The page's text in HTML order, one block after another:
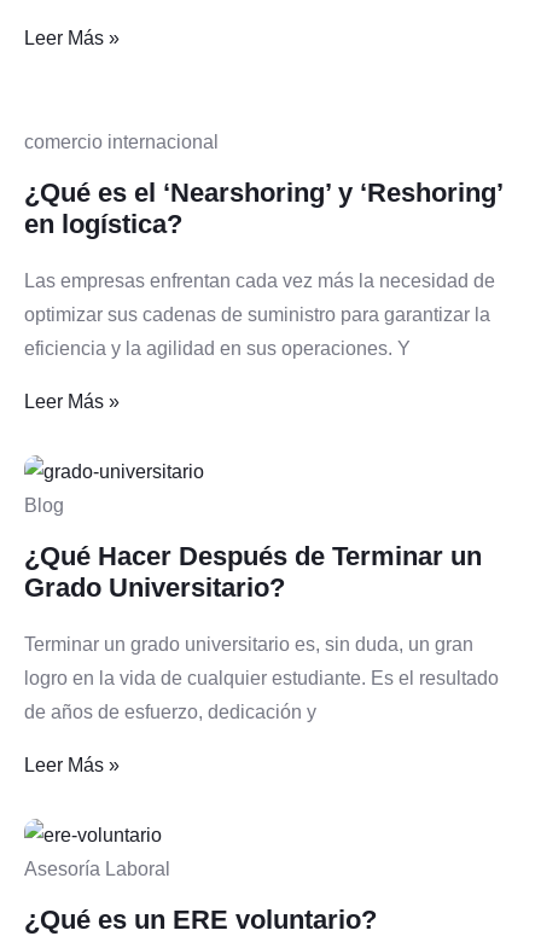
Leer Más »
comercio internacional
¿Qué es el ‘Nearshoring’ y ‘Reshoring’
en logística?
Las empresas enfrentan cada vez más la necesidad de
optimizar sus cadenas de suministro para garantizar la
eficiencia y la agilidad en sus operaciones. Y
Leer Más »
Blog
¿Qué Hacer Después de Terminar un
Grado Universitario?
Terminar un grado universitario es, sin duda, un gran
logro en la vida de cualquier estudiante. Es el resultado
de años de esfuerzo, dedicación y
Leer Más »
Asesoría Laboral
¿Qué es un ERE voluntario?